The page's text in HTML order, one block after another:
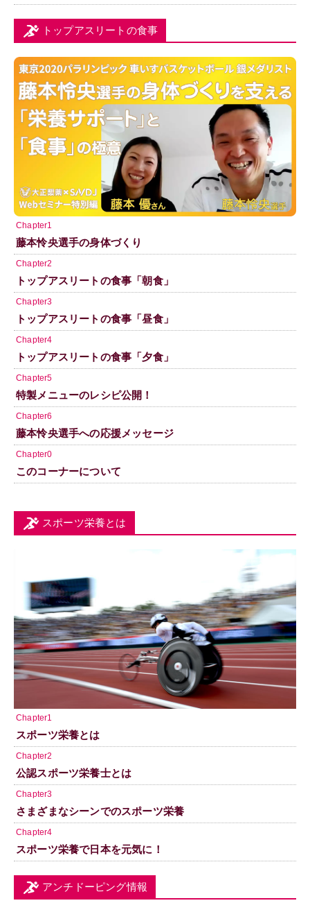
トップアスリートの食事
Chapter1
藤本怜央選手の身体づくり
Chapter2
トップアスリートの食事「朝食」
Chapter3
トップアスリートの食事「昼食」
Chapter4
トップアスリートの食事「夕食」
Chapter5
特製メニューのレシピ公開！
Chapter6
藤本怜央選手への応援メッセージ
Chapter0
このコーナーについて
スポーツ栄養とは
Chapter1
スポーツ栄養とは
Chapter2
公認スポーツ栄養士とは
Chapter3
さまざまなシーンでのスポーツ栄養
Chapter4
スポーツ栄養で日本を元気に！
アンチドーピング情報